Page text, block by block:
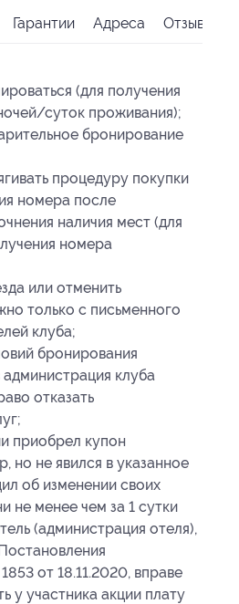
Гарантии Адреса Отзывы
(для получения
суток проживания);
бронирование
процедуру покупки
номера после
наличия мест (для
номера
или отменить
только с письменного
клуба;
бронирования
клуба
отказать
приобрел купон
но не явился в указанное
об изменении своих
не менее чем за 1 сутки
(администрация отеля),
от 18.11.2020, вправе
у участника акции плату